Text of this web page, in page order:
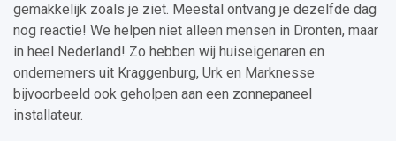
gemakkelijk zoals je ziet. Meestal ontvang je dezelfde dag
nog reactie! We helpen niet alleen mensen in Dronten, maar
in heel Nederland! Zo hebben wij huiseigenaren en
ondernemers uit Kraggenburg, Urk en Marknesse
bijvoorbeeld ook geholpen aan een zonnepaneel
installateur.